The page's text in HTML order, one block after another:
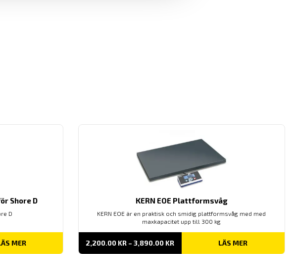
Shore D
D
MER
KERN EOE Plattformsvåg
KERN EOE är en praktisk och smidig plattformsvåg med med
maxkapacitet upp till 300 kg
2,200.00 KR – 3,890.00 KRPRISINTERVALL:LÄS MER